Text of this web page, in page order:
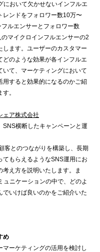
において欠かせないインフルエ
レンドをフォロワー数10万〜
ルエンサーとフォロワー数
マイクロインフルエンサーの2
します。ユーザーのカスタマー
どのような効果が各インフルエ
いて、マーケティングにおいて
用すると効果的になるのかご紹
す。
ェア株式会社
SNS横断したキャンペーンと運
てもらえるようなSNS運用にお
考え方を説明いたします。ま
ュニケーションの中で、どのよ
でいけば良いのかをご紹介いた
め
マーケティングの活用を検討し